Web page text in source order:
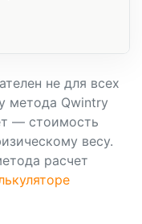
не для всех
метода Qwintry
— стоимость
весу.
расчет